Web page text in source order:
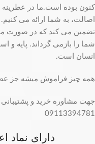
کنون بوده است.ما در
اصالت، به شما ارائه می
تضمین می کند که در صورت
شما را بازمی گرداند. پایه و
انسان است.
همه چیز فراموش میشه جز
جهت مشاوره خرید و
09113394781
دارای نماد